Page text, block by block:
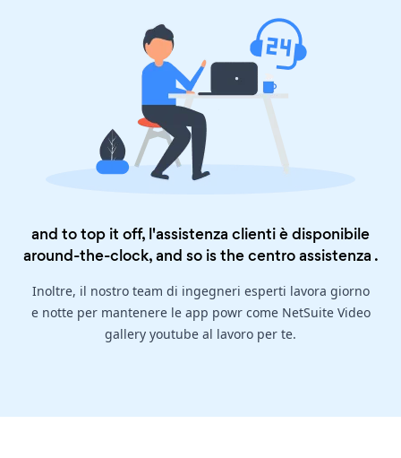
and to top it off, l'assistenza clienti è disponibile
around-the-clock, and so is thecentro assistenza .
Inoltre, il nostro team di ingegneri esperti lavora giorno
e notte per mantenere le app powr come NetSuite Video
gallery youtube al lavoro per te.